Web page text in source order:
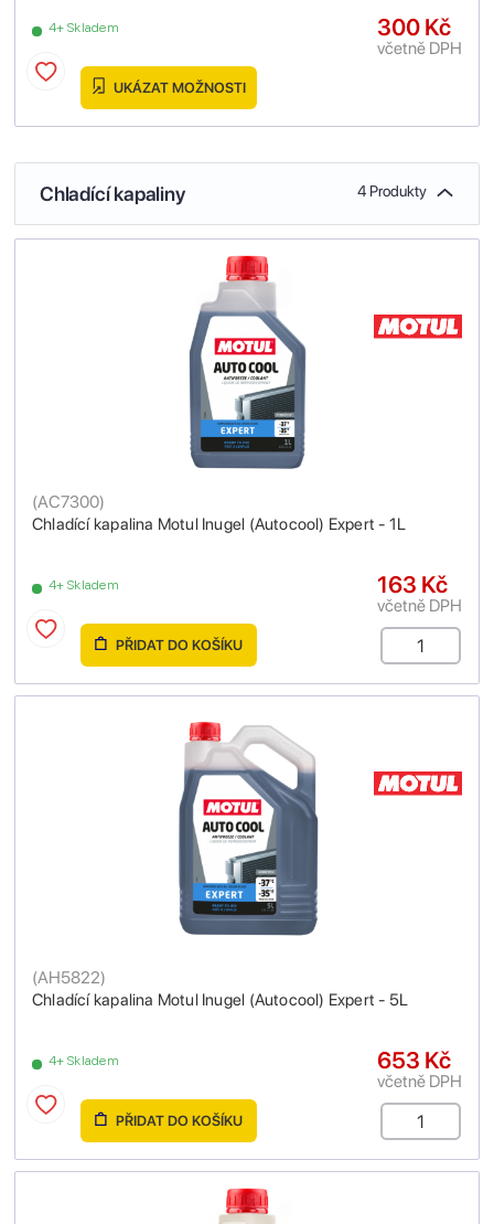
4+ Skladem 300 Kč
včetně DPH
UKÁZAT MOŽNOSTI
Chladící kapaliny 4 Produkty
Chladící kapalina Motul Inugel (Autocool) Expert - 1L
(AC7300)
4+ Skladem 163 Kč
včetně DPH
PŘIDAT DO KOŠÍKU
Chladící kapalina Motul Inugel (Autocool) Expert - 5L
(AH5822)
4+ Skladem 653 Kč
včetně DPH
PŘIDAT DO KOŠÍKU